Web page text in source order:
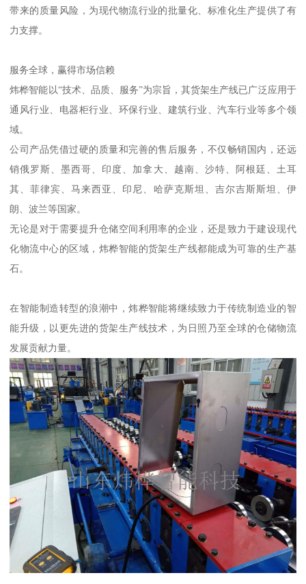
带来的质量风险，为现代物流行业的批量化、标准化生产提供了有
力支撑。
服务全球，赢得市场信赖
炜桦智能以“技术、品质、服务”为宗旨，其货架生产线已广泛应用于
通风行业、电器柜行业、环保行业、建筑行业、汽车行业等多个领
域。
公司产品凭借过硬的质量和完善的售后服务，不仅畅销国内，还远
销俄罗斯、墨西哥、印度、加拿大、越南、沙特、阿根廷、土耳
其、菲律宾、马来西亚、印尼、哈萨克斯坦、吉尔吉斯斯坦、伊
朗、波兰等国家。
无论是对于需要提升仓储空间利用率的企业，还是致力于建设现代
化物流中心的区域，炜桦智能的货架生产线都能成为可靠的生产基
石。
在智能制造转型的浪潮中，炜桦智能将继续致力于传统制造业的智
能升级，以更先进的货架生产线技术，为日照乃至全球的仓储物流
发展贡献力量。